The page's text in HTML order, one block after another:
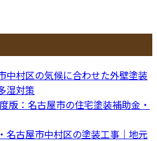
中村区の気候に合わせた外壁塗装
湿対策
版：名古屋市の住宅塗装補助金・
名古屋市中村区の塗装工事｜地元